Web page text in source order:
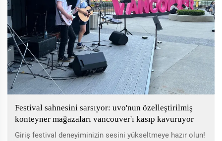
Festival sahnesini sarsıyor: uvo'nun özelleştirilmiş
konteyner mağazaları vancouver'ı kasıp kavuruyor
Giriş festival deneyiminizin sesini yükseltmeye hazır olun!